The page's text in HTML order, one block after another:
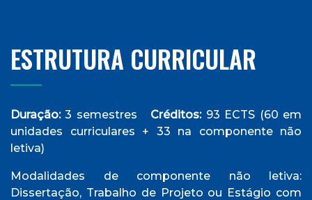
ESTRUTURA CURRICULAR
Duração:3 semestres Créditos:93 ECTS (60 em
unidades curriculares + 33 na componente não
letiva)
Modalidades de componente não letiva:
Dissertação, Trabalho de Projeto ou Estágio com